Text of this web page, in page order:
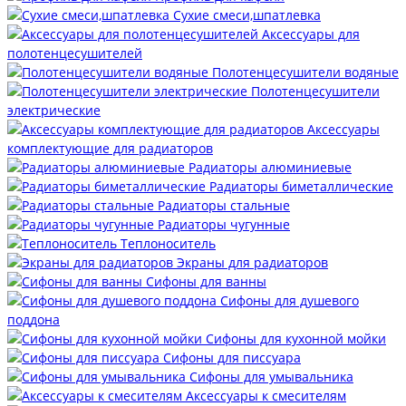
Сухие смеси,шпатлевка
Аксессуары для
полотенцесушителей
Полотенцесушители водяные
Полотенцесушители
электрические
Аксессуары
комплектующие для радиаторов
Радиаторы алюминиевые
Радиаторы биметаллические
Радиаторы стальные
Радиаторы чугунные
Теплоноситель
Экраны для радиаторов
Сифоны для ванны
Сифоны для душевого
поддона
Сифоны для кухонной мойки
Сифоны для писсуара
Сифоны для умывальника
Аксессуары к смесителям